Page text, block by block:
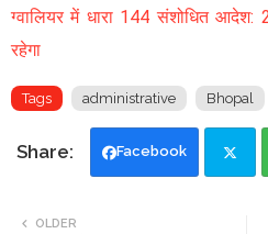
ग्वालियर में धारा 144 संशोधित
रहेगा
Tags administrative Bhopal
Facebook
OLDER